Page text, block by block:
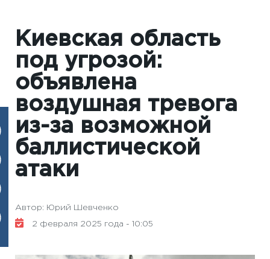
Киевская область
под угрозой:
объявлена ​​
воздушная тревога
из-за возможной
баллистической
атаки
Автор: Юрий Шевченко
2 февраля 2025 года - 10:05